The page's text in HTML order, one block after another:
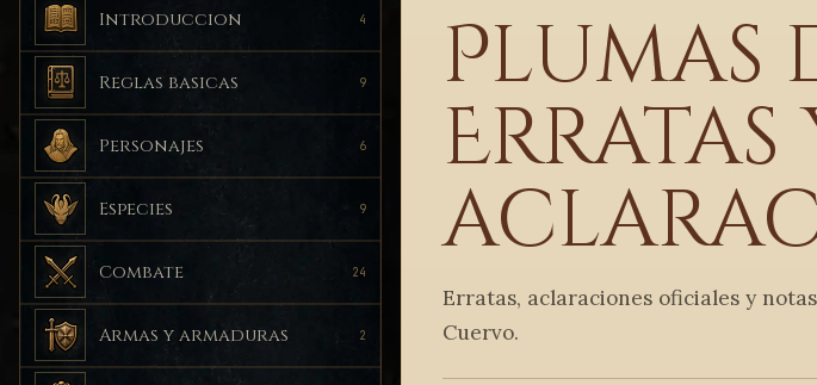
Introduccion 4
Reglas basicas 9
Personajes 6
Especies 9
Combate 24
Armas y armaduras 2
Plumas
Erratas
Erratas, aclaraciones oficiales y
Cuervo.